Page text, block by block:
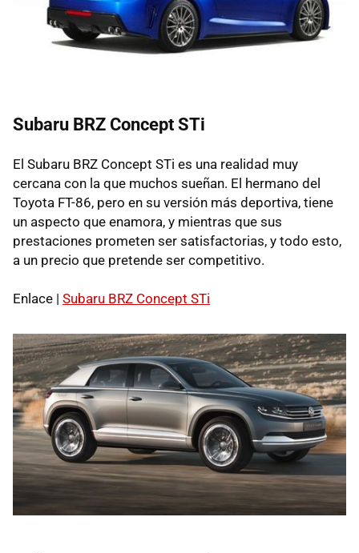
Subaru BRZ Concept STi
El Subaru BRZ Concept STi es una realidad muy
cercana con la que muchos sueñan. El hermano del
Toyota FT-86, pero en su versión más deportiva, tiene
un aspecto que enamora, y mientras que sus
prestaciones prometen ser satisfactorias, y todo esto,
a un precio que pretende ser competitivo.
Enlace | Subaru BRZ Concept STi